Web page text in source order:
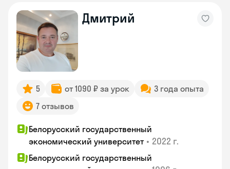
Дмитрий
5 от 1090 ₽ за урок
3 года опыта
7 отзывов
Белорусский государственный
экономический университет • 2022 г.
Белорусский государственный